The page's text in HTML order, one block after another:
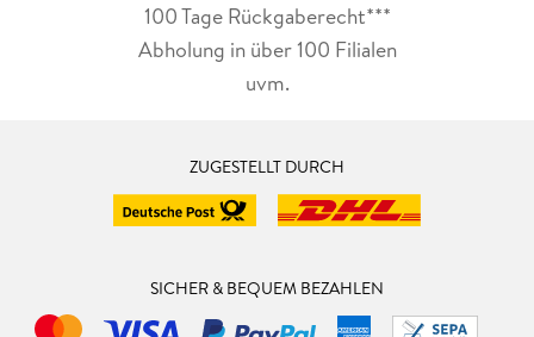
100 Tage Rückgaberecht***
Abholung in über 100 Filialen
uvm.
ZUGESTELLT DURCH
SICHER & BEQUEM BEZAHLEN